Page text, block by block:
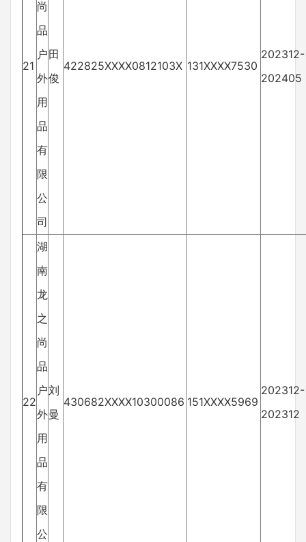
21
尚
品
户
外
用
品
有
限
公
司
田
俊
422825XXXX0812103X 131XXXX7530
202312-
202405
22
湖
南
龙
之
尚
品
户
外
用
品
有
限
公
刘
曼
430682XXXX10300086 151XXXX5969
202312-
202312